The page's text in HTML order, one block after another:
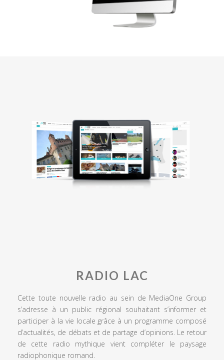
RADIO LAC
Cette toute nouvelle radio au sein de MediaOne Group
s’adresse à un public régional souhaitant s’informer et
participer à la vie locale grâce à un programme composé
d’actualités, de débats et de partage d’opinions. Le retour
de cette radio mythique vient compléter le paysage
radiophonique romand.